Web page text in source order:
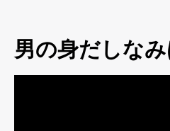
男の身だしなみ